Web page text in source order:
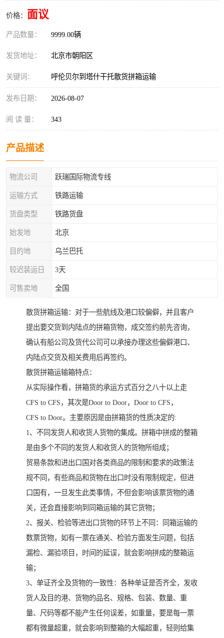
价格： 面议
产品数量： 9999.00辆
发货地址： 北京市朝阳区
关键词： 呼伦贝尔到塔什干托散货拼箱运输
发布日期： 2026-08-07
阅 读 量： 343
产品描述
物流公司 跃瑞国际物流专线
运输方式 铁路运输
货盘类型 铁路货盘
始发地 北京
目的地 乌兰巴托
较迟装运日 3天
可售卖地 全国
散货拼箱运输：对于一些航线及港口较偏僻，并且客户
提出要交货到内陆点的拼箱货物，成交签约前先咨询，
确认有船公司及货代公司可以承接办理这些偏僻港口、
内陆点交货及相关费用后再签约。
散货拼箱运输箱特点：
从实际操作看，拼箱货的承运方式百分之八十以上走
CFS to CFS，其次是Door to Door，Door to CFS，
CFS to Door。主要原因是由拼箱货的性质决定的:
1、不同发货人和收货人货物的集成。拼箱中拼成的整箱
是由多个不同的发货人和收货人的货物所组成；
贸易条款和进出口国对各类商品的限制和要求的政策法
规不同，有些商品和货物在出口时没有限制规定，但进
口国有，一旦发生此类事情，不但会影响该票货物的通
关，还会直接影响到同箱运输的其它货物；
2、报关、检验等进出口货物的环节上不同：同箱运输的
数票货物，如有一票在通关、检验方面发生问题，包括
漏检、漏验项目，时间的延误，就会影响拼成的整箱运
输；
3、单证齐全及货物的一致性：各种单证是否齐全，发收
货人及目的港、货物的品名、规格、包装、数量、重
量、尺码等都不能产生任何误差，如重量，要是每一票
都有微量超重，就会影响到整箱的大幅超重，轻则给集